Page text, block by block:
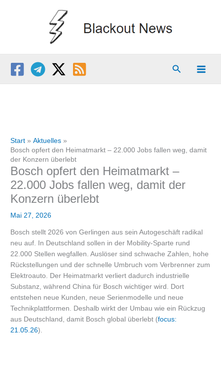
Suchen
Start
Aktuelles
Bosch opfert den Heimatmarkt – 22.000 Jobs fallen weg, damit
der Konzern überlebt
Bosch opfert den Heimatmarkt –
22.000 Jobs fallen weg, damit der
Konzern überlebt
Mai 27, 2026
Bosch stellt 2026 von Gerlingen aus sein Autogeschäft radikal
neu auf. In Deutschland sollen in der Mobility-Sparte rund
22.000 Stellen wegfallen. Auslöser sind schwache Zahlen, hohe
Rückstellungen und der schnelle Umbruch vom Verbrenner zum
Elektroauto. Der Heimatmarkt verliert dadurch industrielle
Substanz, während China für Bosch wichtiger wird. Dort
entstehen neue Kunden, neue Serienmodelle und neue
Technikplattformen. Deshalb wirkt der Umbau wie ein Rückzug
aus Deutschland, damit Bosch global überlebt (focus:
21.05.26).